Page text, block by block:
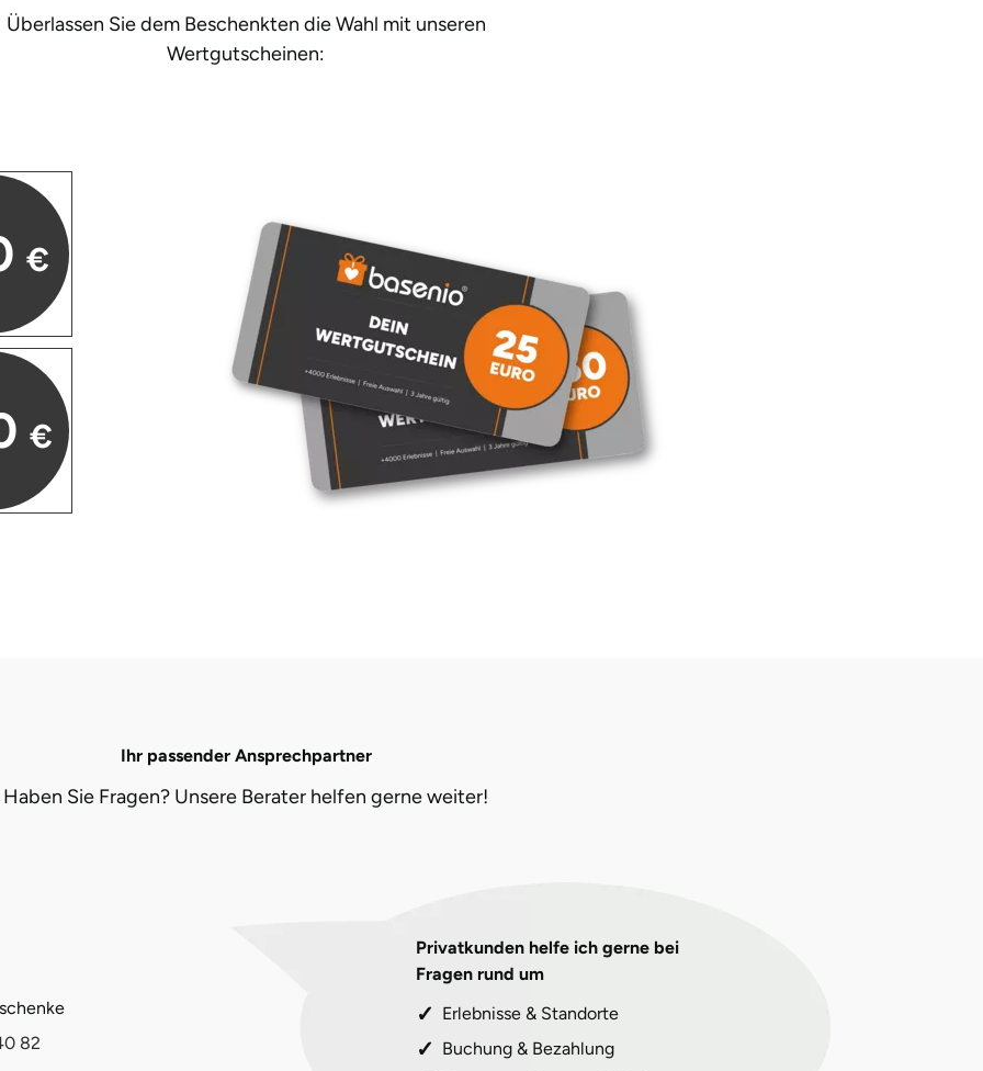
Überlassen Sie dem Beschenkten die Wahl mit unseren
Wertgutscheinen:
€
€
Ihr passender Ansprechpartner
Haben Sie Fragen? Unsere Berater helfen gerne weiter!
82
Privatkunden helfe ich gerne bei
Fragen rund um
Erlebnisse & Standorte
Buchung & Bezahlung